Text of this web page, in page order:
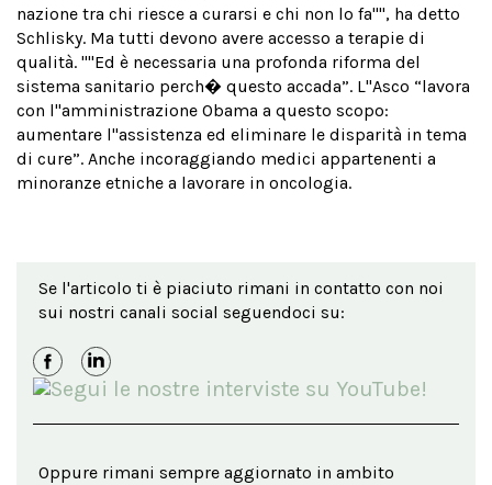
nazione tra chi riesce a curarsi e chi non lo fa'''', ha detto
Schlisky. Ma tutti devono avere accesso a terapie di
qualità. ''''Ed è necessaria una profonda riforma del
sistema sanitario perch� questo accada”. L''Asco “lavora
con l''amministrazione Obama a questo scopo:
aumentare l''assistenza ed eliminare le disparità in tema
di cure”. Anche incoraggiando medici appartenenti a
minoranze etniche a lavorare in oncologia.
Se l'articolo ti è piaciuto rimani in contatto con noi
sui nostri canali social seguendoci su:
Oppure rimani sempre aggiornato in ambito